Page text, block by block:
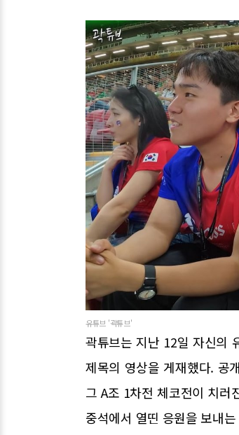
유튜브 '곽튜브'
곽튜브는 지난 12일 자신의
제목의 영상을 게재했다. 공
그 A조 1차전 체코전이 치러
중석에서 열띤 응원을 보내